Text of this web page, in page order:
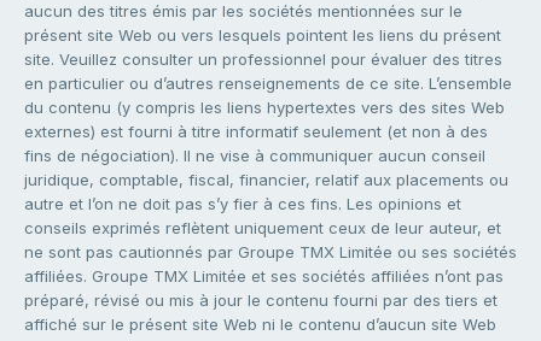
aucun des titres émis par les sociétés mentionnées sur le
présent site Web ou vers lesquels pointent les liens du présent
site. Veuillez consulter un professionnel pour évaluer des titres
en particulier ou d’autres renseignements de ce site. L’ensemble
du contenu (y compris les liens hypertextes vers des sites Web
externes) est fourni à titre informatif seulement (et non à des
fins de négociation). Il ne vise à communiquer aucun conseil
juridique, comptable, fiscal, financier, relatif aux placements ou
autre et l’on ne doit pas s’y fier à ces fins. Les opinions et
conseils exprimés reflètent uniquement ceux de leur auteur, et
ne sont pas cautionnés par Groupe TMX Limitée ou ses sociétés
affiliées. Groupe TMX Limitée et ses sociétés affiliées n’ont pas
préparé, révisé ou mis à jour le contenu fourni par des tiers et
affiché sur le présent site Web ni le contenu d’aucun site Web